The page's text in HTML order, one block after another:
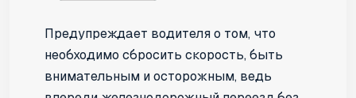
Предупреждает водителя о том, что
необходимо сбросить скорость, быть
внимательным и осторожным, ведь